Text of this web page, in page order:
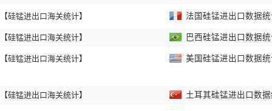
【硅锰进出口海关统计】
【硅锰进出口海关统计】
【硅锰进出口海关统计】
【硅锰进出口海关统计】
法国硅锰进出口数据
巴西硅锰进出口数据
美国硅锰进出口数据
土耳其硅锰进出口数